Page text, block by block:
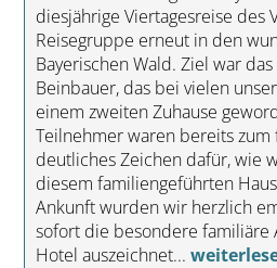
diesjährige Viertagesreise des
Reisegruppe erneut in den
Bayerischen Wald. Ziel war
Beinbauer, das bei vielen
einem zweiten Zuhause
Teilnehmer waren bereits
deutliches Zeichen dafür, wie
diesem familiengeführten
Ankunft wurden wir herzlich
sofort die besondere familiäre
Hotel auszeichnet...